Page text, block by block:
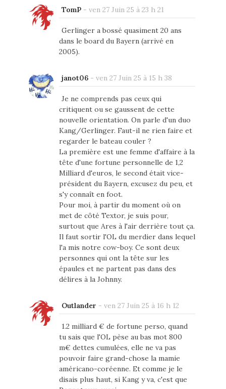
TomP- ven 27 Juin 25 à 23 h 21
Gerlinger a bossé quasiment 20 ans
dans le board du Bayern (arrivé en
2005).
janot06- ven 27 Juin 25 à 15 h 38
Je ne comprends pas ceux qui
critiquent ou se gaussent de cette
nouvelle orientation. On parle d'un duo
Kang/Gerlinger. Faut-il ne rien faire et
regarder le bateau couler ?
La première est une femme d'affaire à la
tête d'une fortune personnelle de 1,2
Milliard d'euros, le second était vice-
président du Bayern, excusez du peu, et
s'y connaît en foot.
Pour moi, à partir du moment où on
met de côté Textor, je suis pour,
surtout que Ares à l'air derrière tout ça.
Il faut sortir l'OL du merdier dans lequel
l'a mis notre cow-boy. Ce sont deux
personnes qui ont la tête sur les
épaules et ne partent pas dans des
délires à la Johnny.
Outlander - ven 27 Juin 25 à 16 h 12
1.2 milliard € de fortune perso, quand
tu sais que l'OL pèse au bas mot 800
m€ dettes cumulées, elle ne va pas
pouvoir faire grand-chose la mamie
américano-coréenne. Et comme je le
disais plus haut, si Kang y va, c'est que